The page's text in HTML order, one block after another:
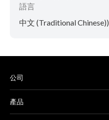
語言
中文 (Traditional Chinese))
公司
產品